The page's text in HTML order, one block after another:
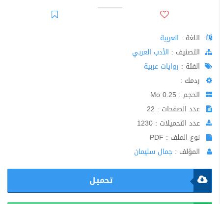
اللغة : العربية
اﻟﺘﺼﻨﻴﻒ : الأدب العربي
الفئة : روايات عربية
ردمك :
الحجم : 0.25 Mo
عدد الصفحات : 22
عدد التحميلات : 1230
نوع الملف : PDF
المؤلف : جمال سليمان
تحميل